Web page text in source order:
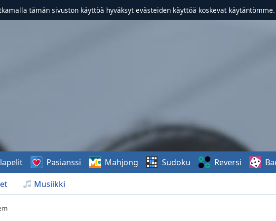
tämän sivuston käyttöä hyväksyt evästeiden käyttöä koskevat käytäntömme.
Musiikki
Pasianssi Mahjong Sudoku Reversi